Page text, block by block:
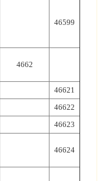
46599
4662
46621
46622
46623
46624